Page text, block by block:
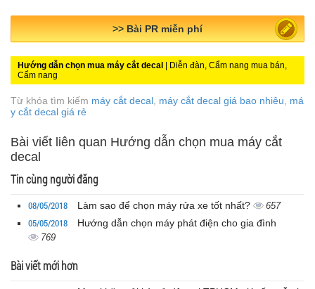
>> Bài PR miễn phí
Hướng dẫn chọn mua máy cắt decal | Diễn đàn, Cẩm nang mua bán,
Cẩm nang
Từ khóa tìm kiếm máy cắt decal máy cắt decal giá bao nhiêu
má
y cắt decal giá rẻ
Bài viết liên quan Hướng dẫn chọn mua máy cắt
decal
Tin cùng người đăng
08/05/2018 Làm sao để chọn máy rửa xe tốt nhất? 657
05/05/2018 Hướng dẫn chọn máy phát điện cho gia đình
769
Bài viết mới hơn